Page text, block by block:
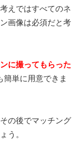
えではすべてのネ
画像は必須だと考
に撮ってもらった
簡単に用意できま
の後でマッチング
う。